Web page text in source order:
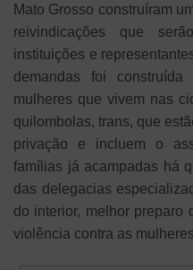
Mato Grosso construíram
reivindicações que
instituições e
demandas foi
mulheres que vivem nas
quilombolas, trans, que
privação e incluem o
famílias já acampadas há
das delegacias
do interior, melhor preparo
violência contra as